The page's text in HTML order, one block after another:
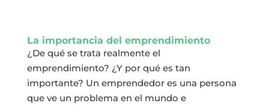
La importancia del emprendimiento
¿De qué se trata realmente el
emprendimiento? ¿Y por qué es tan
importante? Un emprendedor es una persona
que ve un problema en el mundo e